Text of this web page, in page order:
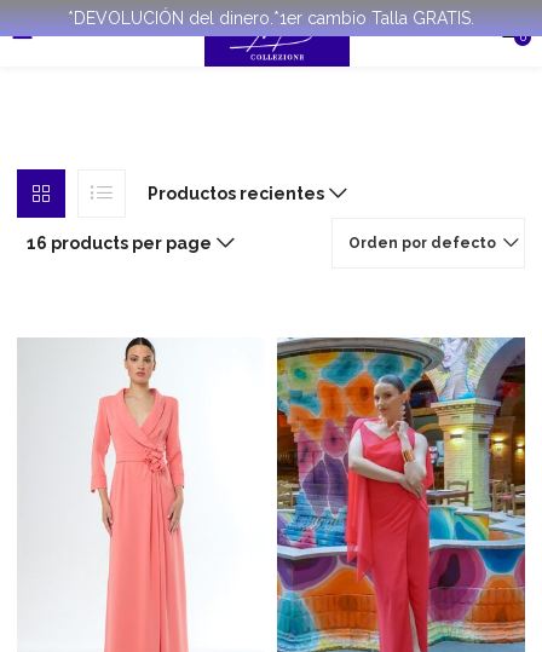
*DEVOLUCIÓN del dinero.*1er cambio Talla GRATIS.
0
Productos recientes
Orden por defecto
16 products per page